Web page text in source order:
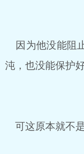
因为他没能阻
沌，也没能保护
可这原本就不是